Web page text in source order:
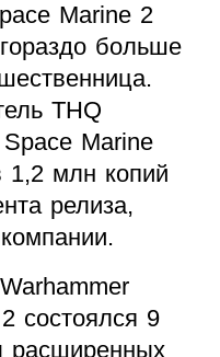
Marine 2
больше
THQ
Marine
1,2 млн копий
релиза,
состоялся 9
расширенных